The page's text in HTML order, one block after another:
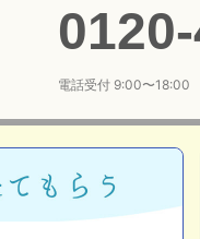
0120-
電話受付 9:00〜18:00